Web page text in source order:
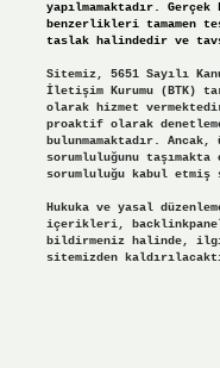
yapılmamaktadır.
benzerlikleri tamamen
taslak halindedir ve
Sitemiz, 5651 Sayılı
İletişim Kurumu (BTK)
olarak hizmet
proaktif olarak
bulunmamaktadır.
sorumluluğunu
sorumluluğu kabul etmiş
Hukuka ve yasal
içerikleri,
bildirmeniz halinde,
sitemizden